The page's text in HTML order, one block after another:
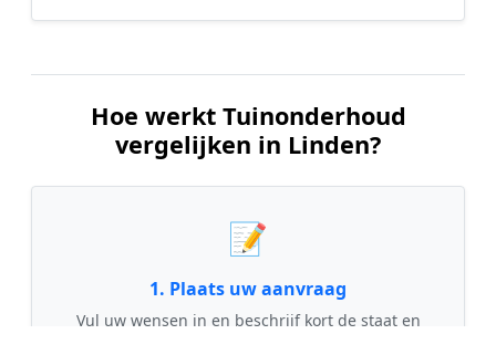
Hoe werkt Tuinonderhoud
vergelijken in Linden?
📝
1. Plaats uw aanvraag
Vul uw wensen in en beschrijf kort de staat en